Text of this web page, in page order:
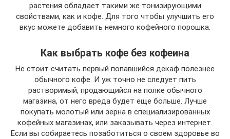
растения обладает такими же тонизирующими
свойствами, как и кофе. Для того чтобы улучшить его
вкус можете добавить немного кофейного порошка.
Как выбрать кофе без кофеина
Не стоит считать первый попавшийся декаф полезнее
обычного кофе. И уж точно не следует пить
растворимый, продающийся на полке обычного
магазина, от него вреда будет еще больше. Лучше
покупать молотый или зерна в специализированных
кофейных магазинах, или заказывать через интернет.
Если вы собираетесь позаботиться о своем здоровье во